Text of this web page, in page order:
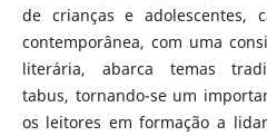
de crianças e adolescentes,
contemporânea, com uma
literária, abarca temas
tabus, tornando-se um
os leitores em formação a